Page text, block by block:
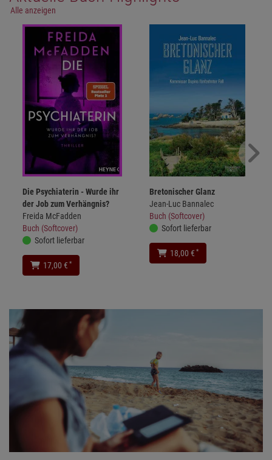
Alle anzeigen
Die Psychiaterin - Wurde ihr
der Job zum Verhängnis?
Freida McFadden
Buch (Softcover)
Sofort lieferbar
17,00 € *
Bretonischer Glanz
Jean-Luc Bannalec
Buch (Softcover)
Sofort lieferbar
18,00 € *